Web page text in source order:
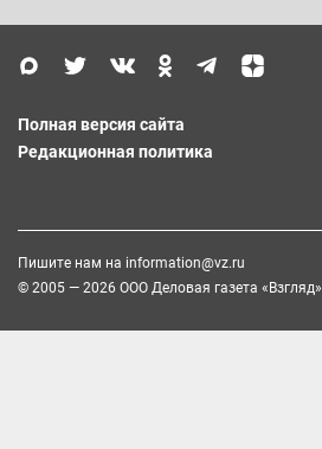
Полная версия сайта
Редакционная политика
Пишите нам на information@vz.ru
© 2005 — 2026 ООО Деловая газета «Взгляд»